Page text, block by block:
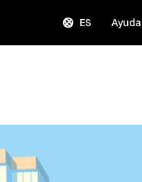
ES Ayuda